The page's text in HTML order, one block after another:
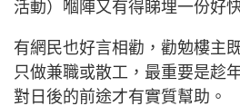
活動）嗰陣又有得睇埋一份好
有網民也好言相勸，勸勉樓主
只做兼職或散工，最重要是趁
對日後的前途才有實質幫助。